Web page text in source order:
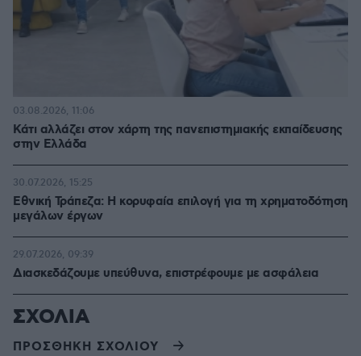
Κάτι αλλάζει στον χάρτη της πανεπιστημιακής εκπαίδευσης
στην Ελλάδα
03.08.2026, 11:06
Εθνική Τράπεζα: Η κορυφαία επιλογή για τη χρηματοδότηση
μεγάλων έργων
30.07.2026, 15:25
Διασκεδάζουμε υπεύθυνα, επιστρέφουμε με ασφάλεια
29.07.2026, 09:39
ΣΧΟΛΙΑ
ΠΡΟΣΘΗΚΗ ΣΧΟΛΙΟΥ